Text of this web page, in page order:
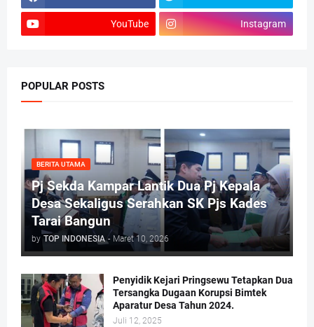
YouTube Instagram
POPULAR POSTS
BERITA UTAMA
Pj Sekda Kampar Lantik Dua Pj Kepala
Desa Sekaligus Serahkan SK Pjs Kades
Tarai Bangun
by TOP INDONESIA - Maret 10, 2026
Penyidik Kejari Pringsewu Tetapkan Dua
Tersangka Dugaan Korupsi Bimtek
Aparatur Desa Tahun 2024.
Juli 12, 2025